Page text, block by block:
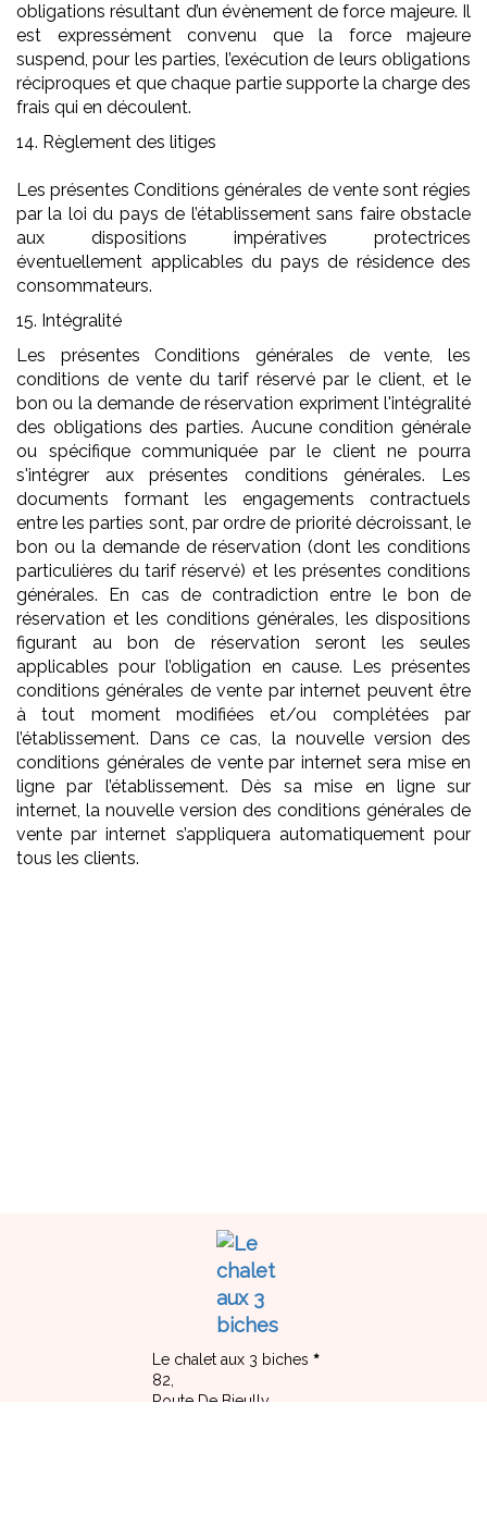
obligations résultant d’un évènement de force majeure. Il
est expressément convenu que la force majeure
suspend, pour les parties, l’exécution de leurs obligations
réciproques et que chaque partie supporte la charge des
frais qui en découlent.
14. Règlement des litiges
Les présentes Conditions générales de vente sont régies
par la loi du pays de l’établissement sans faire obstacle
aux dispositions impératives protectrices
éventuellement applicables du pays de résidence des
consommateurs.
15. Intégralité
Les présentes Conditions générales de vente, les
conditions de vente du tarif réservé par le client, et le
bon ou la demande de réservation expriment l'intégralité
des obligations des parties. Aucune condition générale
ou spécifique communiquée par le client ne pourra
s'intégrer aux présentes conditions générales. Les
documents formant les engagements contractuels
entre les parties sont, par ordre de priorité décroissant, le
bon ou la demande de réservation (dont les conditions
particulières du tarif réservé) et les présentes conditions
générales. En cas de contradiction entre le bon de
réservation et les conditions générales, les dispositions
figurant au bon de réservation seront les seules
applicables pour l’obligation en cause. Les présentes
conditions générales de vente par internet peuvent être
à tout moment modifiées et/ou complétées par
l’établissement. Dans ce cas, la nouvelle version des
conditions générales de vente par internet sera mise en
ligne par l’établissement. Dès sa mise en ligne sur
internet, la nouvelle version des conditions générales de
vente par internet s’appliquera automatiquement pour
tous les clients.
Le chalet aux 3 biches
82,
Route De Bieully,